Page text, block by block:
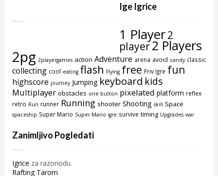
Ige Igrice
1 Player2
player2 Players
2pg 2playergames action Adventure arena avoid candy classic
collecting cool eating flash Flying free Friv Igre fun
highscore journey Jumping keyboard kids
Multiplayer obstacles one button pixelated platform reflex
retro Run runner Running shooter Shooting skill Space
spaceship Super Mario Super Mario igre survive timing Upgrades war
Zanimljivo Pogledati
Igrice za razonodu.
Rafting Tarom